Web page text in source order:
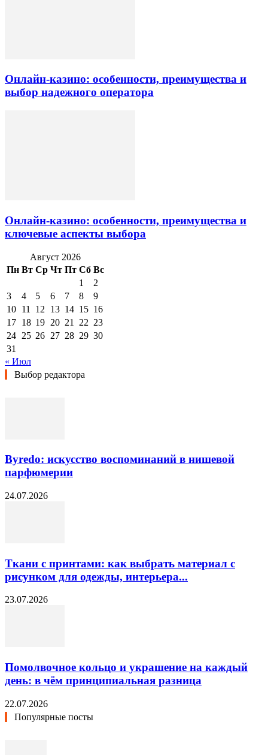
Онлайн-казино: особенности, преимущества и
выбор надежного оператора
Онлайн-казино: особенности, преимущества и
ключевые аспекты выбора
Август 2026
Пн Вт Ср Чт Пт Сб Вс
1
2
3
4 5 6 7 8
9
10 11 12 13 14 15 16
17 18 19 20 21 22 23
24 25 26 27 28 29 30
31
« Июл
Выбор редактора
Byredo: искусство воспоминаний в нишевой
парфюмерии
24.07.2026
Ткани с принтами: как выбрать материал с
рисунком для одежды, интерьера...
23.07.2026
Помолвочное кольцо и украшение на каждый
день: в чём принципиальная разница
22.07.2026
Популярные посты